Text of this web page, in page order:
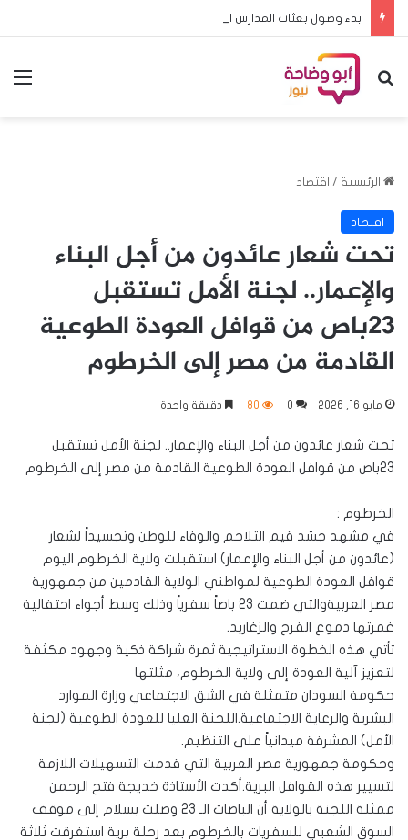
بحث عن
الرئيسية / اقتصاد
اقتصاد
تحت شعار عائدون من أجل البناء
والإعمار.. لجنة الأمل تستقبل
23باص من قوافل العودة الطوعية
القادمة من مصر إلى الخرطوم
مايو 16, 2026 0
80 دقيقة واحدة
تحت شعار عائدون من أجل البناء والإعمار.. لجنة الأمل تستقبل
23باص من قوافل العودة الطوعية القادمة من مصر إلى الخرطوم
الخرطوم :
في مشهد جسّد قيم التلاحم والوفاء للوطن وتجسيداً لشعار
(عائدون من أجل البناء والإعمار) استقبلت ولاية الخرطوم اليوم
قوافل العودة الطوعية لمواطني الولاية القادمين من جمهورية
مصر العربيةوالتي ضمت 23 باصاً سفرياً وذلك وسط أجواء احتفالية
غمرتها دموع الفرح والزغاريد.
تأتي هذه الخطوة الاستراتيجية ثمرة شراكة ذكية وجهود مكثفة
لتعزيز آلية العودة إلى ولاية الخرطوم، مثلتها
حكومة السودان متمثلة في الشق الاجتماعي وزارة الموارد
البشرية والرعاية الاجتماعية.اللجنة العليا للعودة الطوعية (لجنة
الأمل) المشرفة ميدانياً على التنظيم.
وحكومة جمهورية مصر العربية التي قدمت التسهيلات اللازمة
لتسيير هذه القوافل البرية.أكدت الأستاذة خديجة فتح الرحمن
ممثلة اللجنة بالولاية أن الباصات الـ 23 وصلت بسلام إلى موقف
السوق الشعبي للسفريات بالخرطوم بعد رحلة برية استغرقت ثلاثة